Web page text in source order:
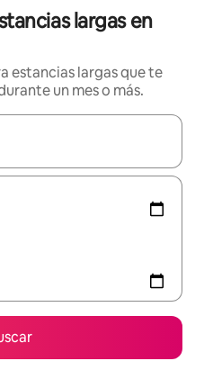
largas en
estancias largas que te
un mes o más.
podrás navegar